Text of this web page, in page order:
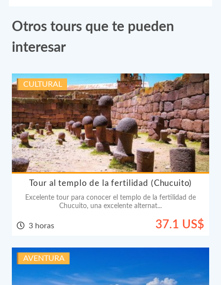
Otros tours que te pueden
interesar
CULTURAL
Tour al templo de la fertilidad (Chucuito)
Excelente tour para conocer el templo de la fertilidad de
Chucuito, una excelente alternat...
3 horas 37.1 US$
AVENTURA